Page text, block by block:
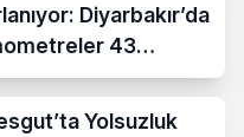
Diyarbakır’da
43
Gösterecek
Yolsuzluk